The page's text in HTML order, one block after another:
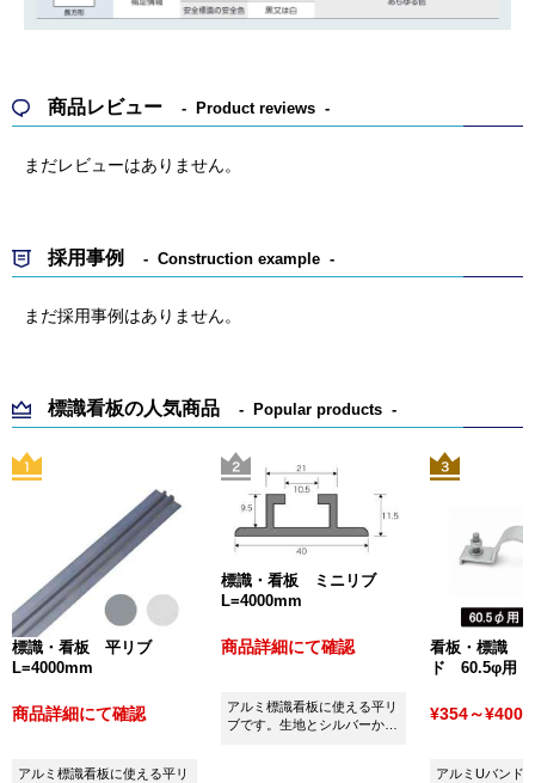
商品レビュー Product reviews
まだレビューはありません。
採用事例 Construction example
まだ採用事例はありません。
標識看板の人気商品 Popular products
標識・看板 平リブ
L=4000mm
商品詳細にて確認
アルミ標識看板に使える平リ
標識・看板 ミニリブ
L=4000mm
商品詳細にて確認
アルミ標識看板に使える平リ
ブです。生地とシルバーから
看板・標識
ド 60.5φ用
¥354～¥400
アルミUバンド